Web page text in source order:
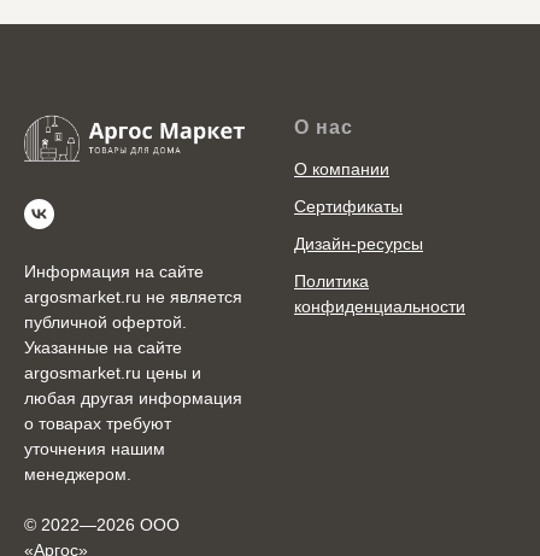
Информация на сайте
argosmarket.ru не является
публичной офертой.
Указанные на сайте
argosmarket.ru цены и
любая другая информация
о товарах требуют
уточнения нашим
менеджером.
© 2022—2026 ООО
«Аргоc»
О нас
О компании
Сертификаты
Дизайн-ресурсы
Политика
конфиденциальности